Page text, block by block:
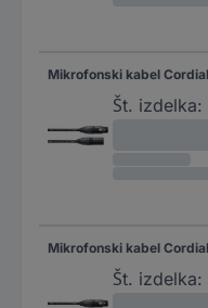
Št. izdelka:
Št. izdelka: